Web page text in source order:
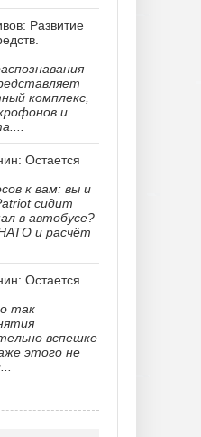
Развитие
комплекс,
и
Остается
к вам: вы и
сидит
в автобусе?
и расчёт
Остается
так
вспешке
этого не